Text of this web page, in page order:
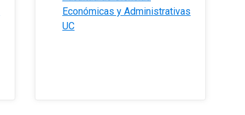
Económicas y Administrativas
UC